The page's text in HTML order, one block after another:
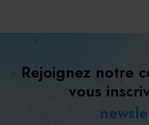
Rejoignez notre
vous